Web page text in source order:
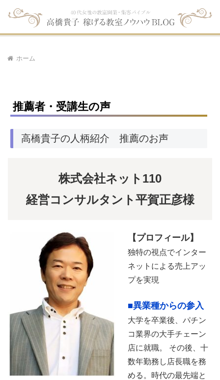
ホーム
推薦者・受講生の声
高橋貴子の人柄紹介 推薦のお声
株式会社ネット110
経営コンサルタント平賀正彦様
【プロフィール】
独特の視点でインター
ネットによる売上アッ
プを実現
■異業種からの参入
大学を卒業後、パチン
コ業界の大手チェーン
店に就職。 その後、十
数年勤務し店長職を務
める。時代の最先端と